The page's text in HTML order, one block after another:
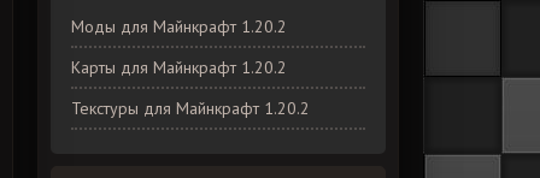
Моды для Майнкрафт 1.20.2
Карты для Майнкрафт 1.20.2
Текстуры для Майнкрафт 1.20.2